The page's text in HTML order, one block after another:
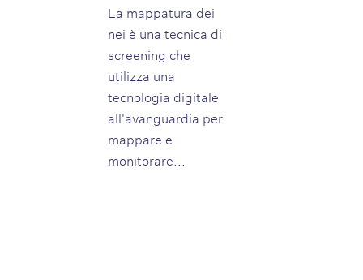
La mappatura dei
nei è una tecnica di
screening che
utilizza una
tecnologia digitale
all'avanguardia per
mappare e
monitorare...